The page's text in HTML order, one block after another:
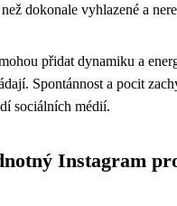
dokonale vyhlazené a
přidat dynamiku a
Spontánnost a pocit
sociálních médií.
Instagram